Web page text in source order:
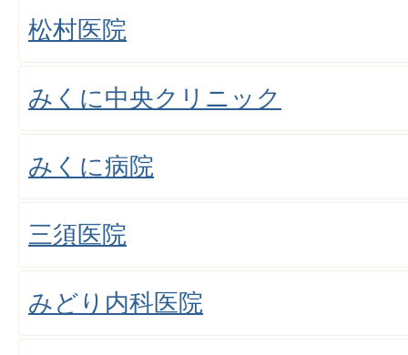
松村医院
みくに中央クリニック
みくに病院
三須医院
みどり内科医院